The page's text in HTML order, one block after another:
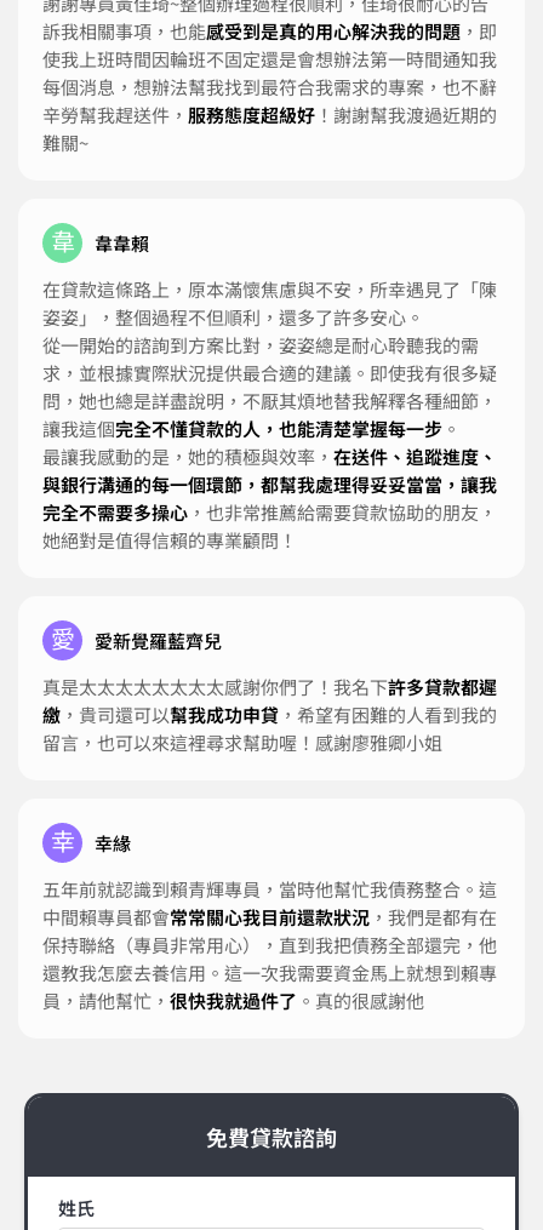
謝謝專員黃佳琦~整個辦理過程很順利，佳琦很耐心的告
訴我相關事項，也能感受到是真的用心解決我的問題 ，即
使我上班時間因輪班不固定還是會想辦法第一時間通知我
每個消息，想辦法幫我找到最符合我需求的專案，也不辭
辛勞幫我趕送件， 服務態度超級好 ！謝謝幫我渡過近期的
難關~
韋
韋韋賴
在貸款這條路上，原本滿懷焦慮與不安，所幸遇見了「陳
姿姿」，整個過程不但順利，還多了許多安心。
從一開始的諮詢到方案比對，姿姿總是耐心聆聽我的需
求，並根據實際狀況提供最合適的建議。即使我有很多疑
問，她也總是詳盡說明，不厭其煩地替我解釋各種細節，
讓我這個完全不懂貸款的人，也能清楚掌握每一步 。
最讓我感動的是，她的積極與效率， 在送件、追蹤進度、
與銀行溝通的每一個環節，都幫我處理得妥妥當當，讓我
完全不需要多操心 ，也非常推薦給需要貸款協助的朋友，
她絕對是值得信賴的專業顧問！
愛
愛新覺羅藍齊兒
真是太太太太太太太太感謝你們了！我名下許多貸款都遲
繳 ，貴司還可以幫我成功申貸 ，希望有困難的人看到我的
留言，也可以來這裡尋求幫助喔！感謝廖雅卿小姐
幸
幸緣
五年前就認識到賴青輝專員，當時他幫忙我債務整合。這
中間賴專員都會常常關心我目前還款狀況 ，我們是都有在
保持聯絡（專員非常用心），直到我把債務全部還完，他
還教我怎麼去養信用。這一次我需要資金馬上就想到賴專
員，請他幫忙， 很快我就過件了 。真的很感謝他
免費貸款諮詢
姓氏